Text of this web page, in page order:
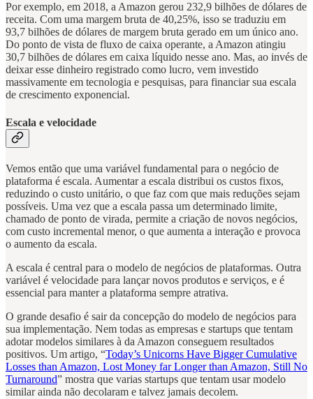
Por exemplo, em 2018, a Amazon gerou 232,9 bilhões de dólares de
receita. Com uma margem bruta de 40,25%, isso se traduziu em
93,7 bilhões de dólares de margem bruta gerado em um único ano.
Do ponto de vista de fluxo de caixa operante, a Amazon atingiu
30,7 bilhões de dólares em caixa líquido nesse ano. Mas, ao invés de
deixar esse dinheiro registrado como lucro, vem investido
massivamente em tecnologia e pesquisas, para financiar sua escala
de crescimento exponencial.
Escala e velocidade
Vemos então que uma variável fundamental para o negócio de
plataforma é escala. Aumentar a escala distribui os custos fixos,
reduzindo o custo unitário, o que faz com que mais reduções sejam
possíveis. Uma vez que a escala passa um determinado limite,
chamado de ponto de virada, permite a criação de novos negócios,
com custo incremental menor, o que aumenta a interação e provoca
o aumento da escala.
A escala é central para o modelo de negócios de plataformas. Outra
variável é velocidade para lançar novos produtos e serviços, e é
essencial para manter a plataforma sempre atrativa.
O grande desafio é sair da concepção do modelo de negócios para
sua implementação. Nem todas as empresas e startups que tentam
adotar modelos similares à da Amazon conseguem resultados
positivos. Um artigo, “Today’s Unicorns Have Bigger Cumulative
Losses than Amazon, Lost Money far Longer than Amazon, Still No
Turnaround” mostra que varias startups que tentam usar modelo
similar ainda não decolaram e talvez jamais decolem.